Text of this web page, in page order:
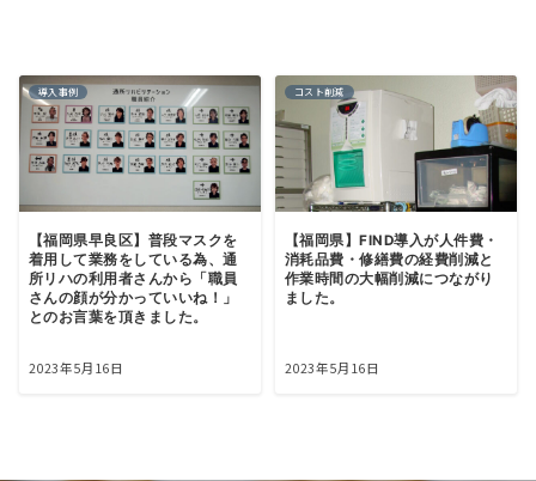
導入事例
【福岡県早良区】普段マスクを
着用して業務をしている為、通
所リハの利用者さんから「職員
さんの顔が分かっていいね！」
とのお言葉を頂きました。
2023年5月16日
コスト削減
【福岡県】FIND導入が人件費・
消耗品費・修繕費の経費削減と
作業時間の大幅削減につながり
ました。
2023年5月16日